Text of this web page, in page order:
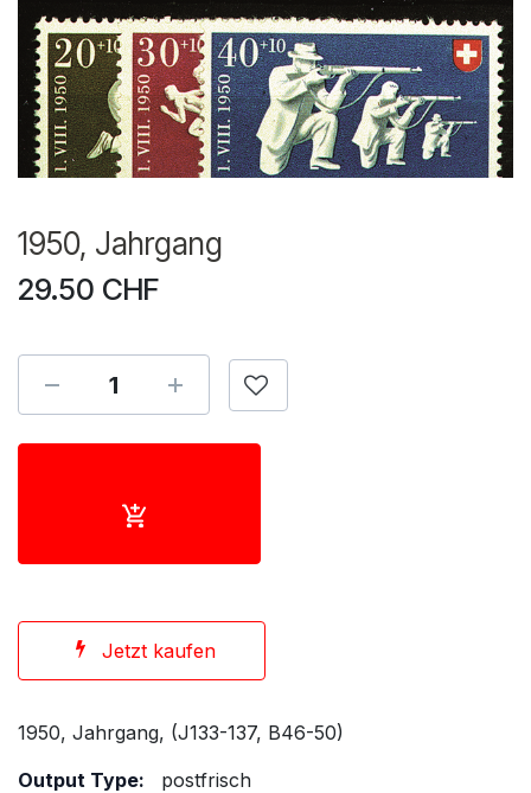
1950, Jahrgang
29.50 CHF
Jetzt kaufen
1950, Jahrgang, (J133-137, B46-50)
Output Type:
postfrisch